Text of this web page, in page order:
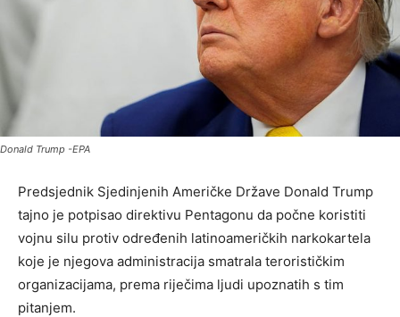
Donald Trump -EPA
Predsjednik Sjedinjenih Američke Države Donald Trump
tajno je potpisao direktivu Pentagonu da počne koristiti
vojnu silu protiv određenih latinoameričkih narkokartela
koje je njegova administracija smatrala terorističkim
organizacijama, prema riječima ljudi upoznatih s tim
pitanjem.